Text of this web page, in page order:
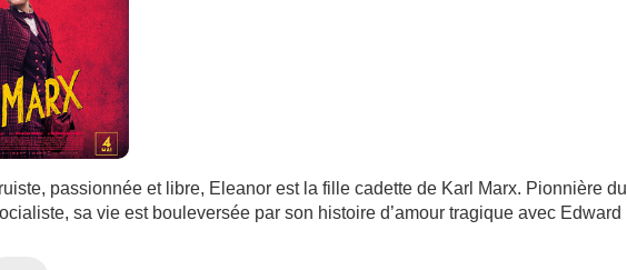
passionnée et libre, Eleanor est la fille cadette de Karl Marx. Pionnière du
sa vie est bouleversée par son histoire d’amour tragique avec Edward